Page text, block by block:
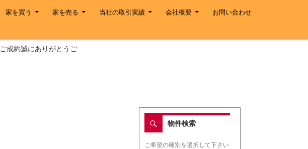
家を買う 家を売る 当社の取引実績 会社概要 お問い合わせ
ご成約誠にありがとうご
物件検索
ご希望の種別を選択して下さい